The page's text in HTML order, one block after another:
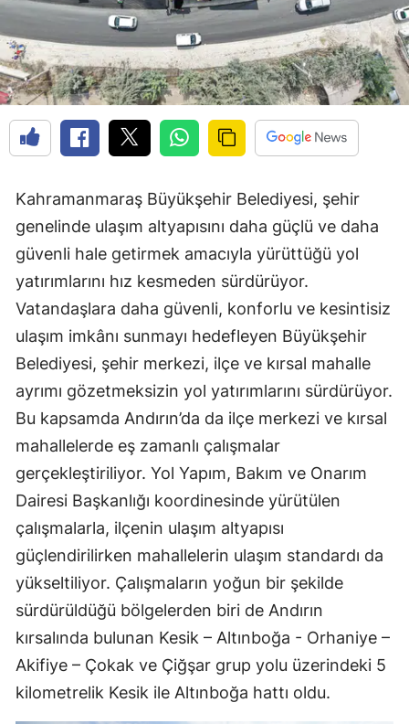
Kahramanmaraş Büyükşehir Belediyesi, şehir
genelinde ulaşım altyapısını daha güçlü ve daha
güvenli hale getirmek amacıyla yürüttüğü yol
yatırımlarını hız kesmeden sürdürüyor.
Vatandaşlara daha güvenli, konforlu ve kesintisiz
ulaşım imkânı sunmayı hedefleyen Büyükşehir
Belediyesi, şehir merkezi, ilçe ve kırsal mahalle
ayrımı gözetmeksizin yol yatırımlarını sürdürüyor.
Bu kapsamda Andırın’da da ilçe merkezi ve kırsal
mahallelerde eş zamanlı çalışmalar
gerçekleştiriliyor. Yol Yapım, Bakım ve Onarım
Dairesi Başkanlığı koordinesinde yürütülen
çalışmalarla, ilçenin ulaşım altyapısı
güçlendirilirken mahallelerin ulaşım standardı da
yükseltiliyor. Çalışmaların yoğun bir şekilde
sürdürüldüğü bölgelerden biri de Andırın
kırsalında bulunan Kesik – Altınboğa - Orhaniye –
Akifiye – Çokak ve Çiğşar grup yolu üzerindeki 5
kilometrelik Kesik ile Altınboğa hattı oldu.